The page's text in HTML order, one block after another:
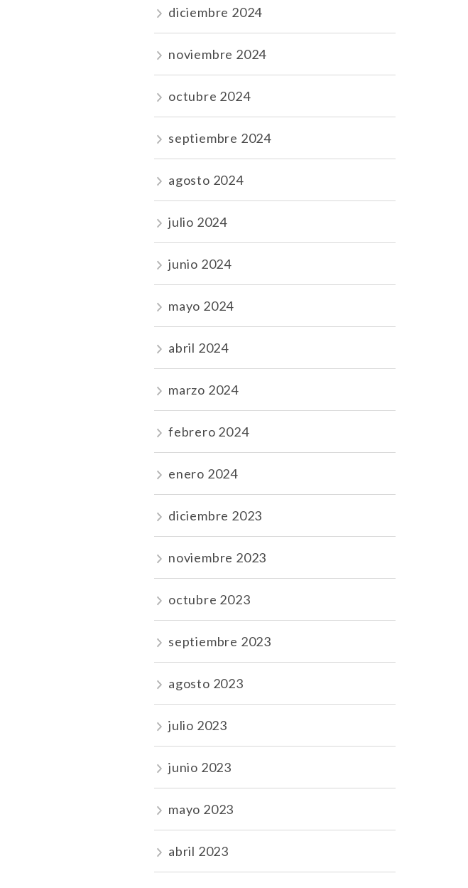
diciembre 2024
noviembre 2024
octubre 2024
septiembre 2024
agosto 2024
julio 2024
junio 2024
mayo 2024
abril 2024
marzo 2024
febrero 2024
enero 2024
diciembre 2023
noviembre 2023
octubre 2023
septiembre 2023
agosto 2023
julio 2023
junio 2023
mayo 2023
abril 2023